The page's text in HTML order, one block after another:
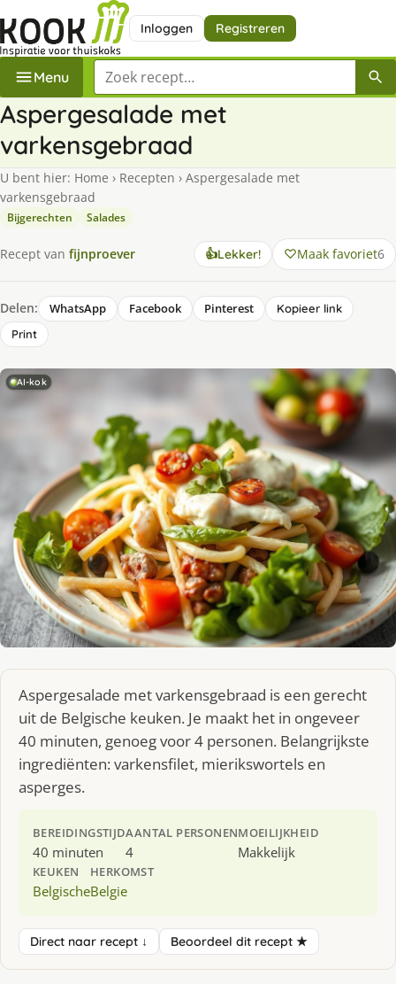
Inloggen Registreren
Menu Zoek een recept
Aspergesalade met
varkensgebraad
U bent hier: Home › Recepten › Aspergesalade met
varkensgebraad
Bijgerechten Salades
Recept van fijnproever 👍Lekker! Maak favoriet6
Delen: WhatsApp Facebook Pinterest
Kopieer link
Print
AI-kok
Aspergesalade met varkensgebraad is een gerecht
uit de Belgische keuken. Je maakt het in ongeveer
40 minuten, genoeg voor 4 personen. Belangrijkste
ingrediënten: varkensfilet, mierikswortels en
asperges.
BEREIDINGSTIJD
40 minuten
AANTAL PERSONEN
4
MOEILIJKHEID
Makkelijk
KEUKEN
Belgische
HERKOMST
Belgie
Direct naar recept ↓ Beoordeel dit recept ★